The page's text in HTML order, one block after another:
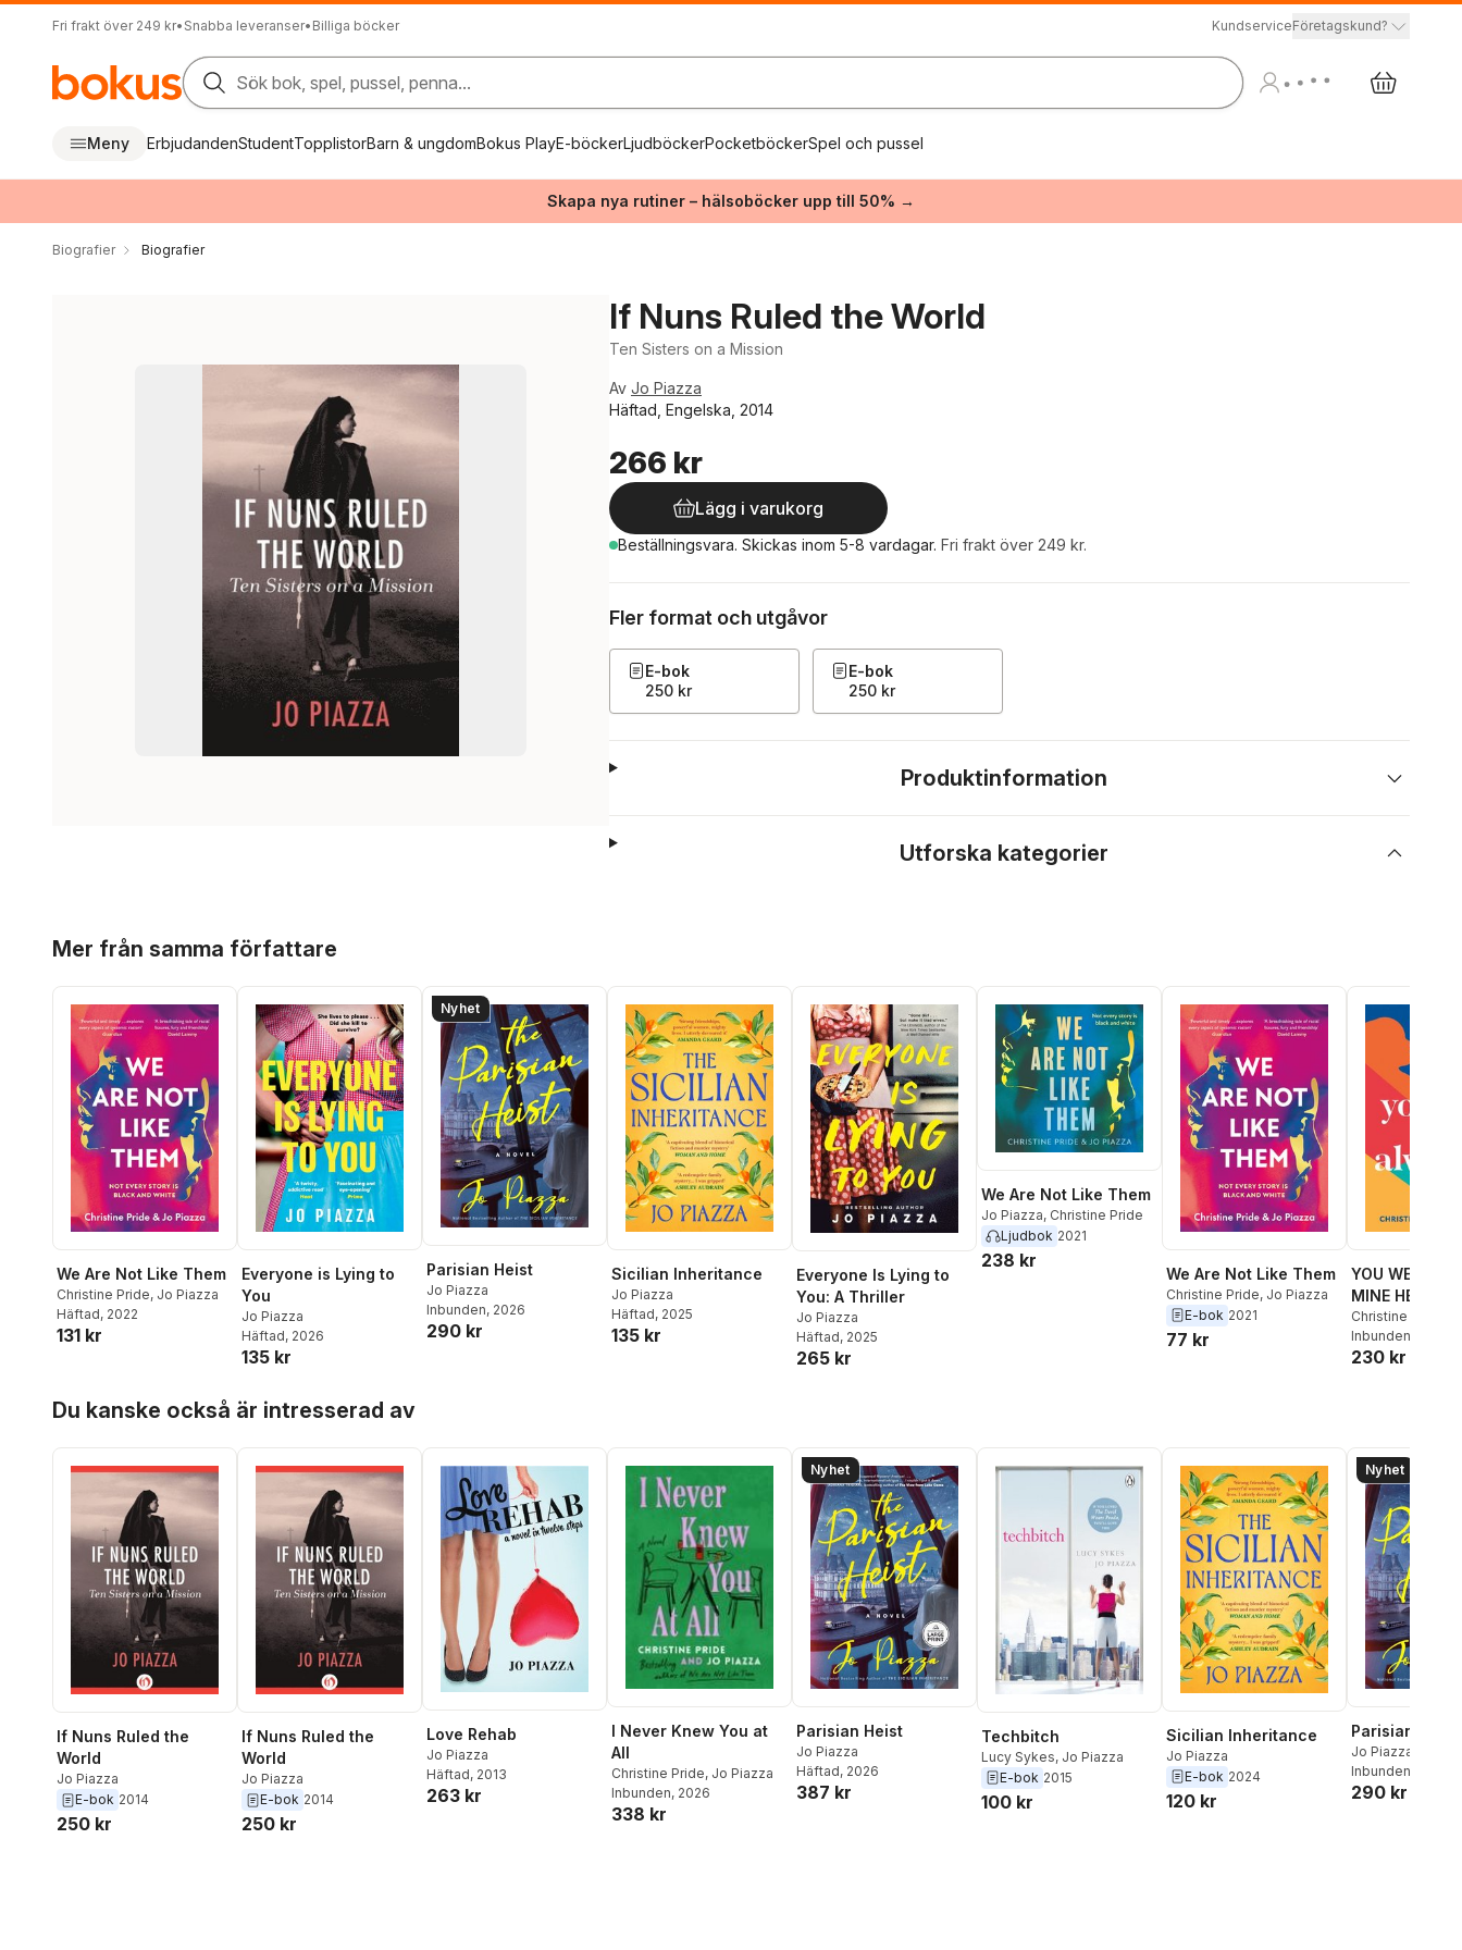
Fri frakt över 249 kr• Snabba leveranser• Billiga böcker KundserviceFöretagskund?
Sök bok, spel, pussel, penna...
Meny ErbjudandenStudentTopplistorBarn & ungdomBokus PlayE-böckerLjudböckerPocketböckerSpel och pussel
Skapa nya rutiner – hälsoböcker upp till 50% →
Biografier Biografier
If Nuns Ruled the World
Ten Sisters on a Mission
Av Jo Piazza
Häftad, Engelska, 2014
266 kr
Lägg i varukorg
Beställningsvara. Skickas inom 5-8 vardagar. Fri frakt över 249 kr.
Fler format och utgåvor
E-bok
250 kr
E-bok
250 kr
Produktinformation
Utforska kategorier
Mer från samma författare
We Are Not Like Them
Christine Pride, Jo Piazza
Häftad, 2022
131 kr
Everyone is Lying to
You
Jo Piazza
Häftad, 2026
135 kr
Nyhet
Parisian Heist
Jo Piazza
Inbunden, 2026
290 kr
Sicilian Inheritance
Jo Piazza
Häftad, 2025
135 kr
Everyone Is Lying to
You: A Thriller
Jo Piazza
Häftad, 2025
265 kr
We Are Not Like Them
Jo Piazza, Christine Pride
Ljudbok 2021
238 kr
We Are Not Like Them
Christine Pride, Jo Piazza
E-bok 2021
77 kr
YOU WERE
MINE HB
Christine Pride
Inbunden
230 kr
Du kanske också är intresserad av
If Nuns Ruled the
World
Jo Piazza
E-bok 2014
250 kr
If Nuns Ruled the
World
Jo Piazza
E-bok 2014
250 kr
Love Rehab
Jo Piazza
Häftad, 2013
263 kr
I Never Knew You at
All
Christine Pride, Jo Piazza
Inbunden, 2026
338 kr
Nyhet
Parisian Heist
Jo Piazza
Häftad, 2026
387 kr
Techbitch
Lucy Sykes, Jo Piazza
E-bok 2015
100 kr
Sicilian Inheritance
Jo Piazza
E-bok 2024
120 kr
Nyhet
Parisian Heist
Jo Piazza
Inbunden
290 kr